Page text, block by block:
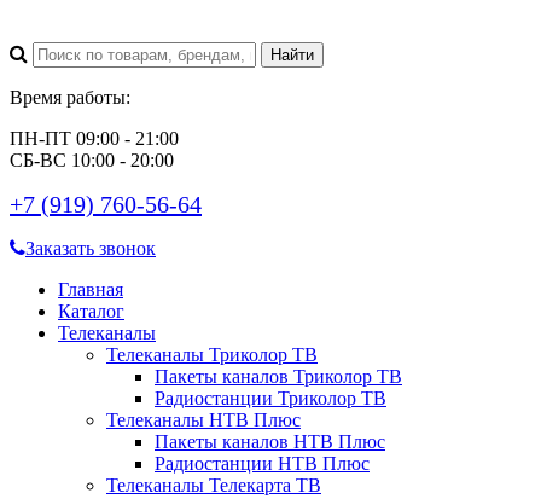
Время работы:
ПН-ПТ 09:00 - 21:00
СБ-ВС 10:00 - 20:00
+7 (919) 760-56-64
Заказать звонок
Главная
Каталог
Телеканалы
Телеканалы Триколор ТВ
Пакеты каналов Триколор ТВ
Радиостанции Триколор ТВ
Телеканалы НТВ Плюс
Пакеты каналов НТВ Плюс
Радиостанции НТВ Плюс
Телеканалы Телекарта ТВ